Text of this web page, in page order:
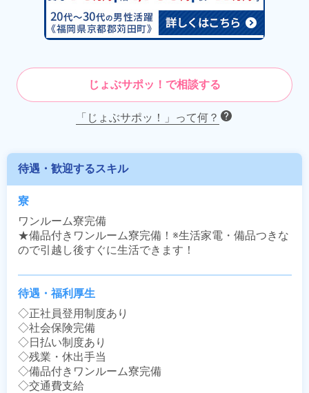
じょぶサポッ！で相談する
「じょぶサポッ！」って何？
待遇・歓迎するスキル
寮
ワンルーム寮完備
★備品付きワンルーム寮完備！※生活家電・備品つきな
ので引越し後すぐに生活できます！
待遇・福利厚生
◇正社員登用制度あり
◇社会保険完備
◇日払い制度あり
◇残業・休出手当
◇備品付きワンルーム寮完備
◇交通費支給